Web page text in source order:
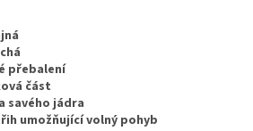
přebalení
část
savého jádra
umožňující volný pohyb